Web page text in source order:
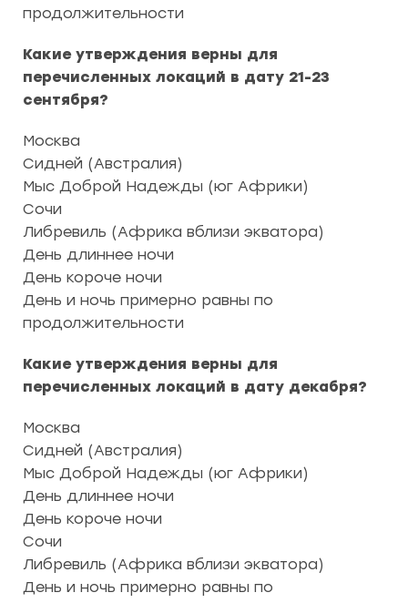
продолжительности
Какие утверждения верны для
перечисленных локаций в дату 21-23
сентября?
Москва
Сидней (Австралия)
Мыс Доброй Надежды (юг Африки)
Сочи
Либревиль (Африка вблизи экватора)
День длиннее ночи
День короче ночи
День и ночь примерно равны по
продолжительности
Какие утверждения верны для
перечисленных локаций в дату декабря?
Москва
Сидней (Австралия)
Мыс Доброй Надежды (юг Африки)
День длиннее ночи
День короче ночи
Сочи
Либревиль (Африка вблизи экватора)
День и ночь примерно равны по